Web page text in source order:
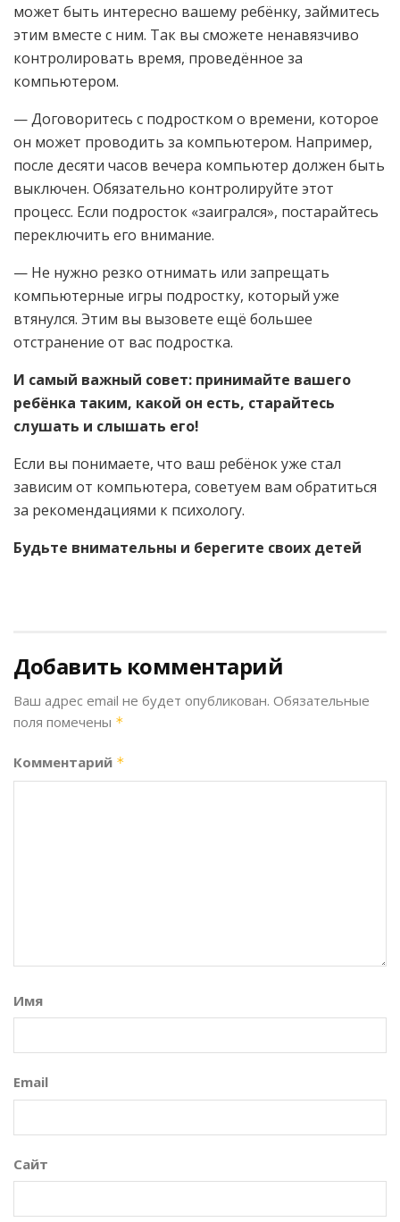
может быть интересно вашему ребёнку, займитесь
этим вместе с ним. Так вы сможете ненавязчиво
контролировать время, проведённое за
компьютером.
— Договоритесь с подростком о времени, которое
он может проводить за компьютером. Например,
после десяти часов вечера компьютер должен быть
выключен. Обязательно контролируйте этот
процесс. Если подросток «заигрался», постарайтесь
переключить его внимание.
— Не нужно резко отнимать или запрещать
компьютерные игры подростку, который уже
втянулся. Этим вы вызовете ещё большее
отстранение от вас подростка.
И самый важный совет: принимайте вашего
ребёнка таким, какой он есть, старайтесь
слушать и слышать его!
Если вы понимаете, что ваш ребёнок уже стал
зависим от компьютера, советуем вам обратиться
за рекомендациями к психологу.
Будьте внимательны и берегите своих детей
Добавить комментарий
Ваш адрес email не будет опубликован. Обязательные
поля помечены *
Комментарий *
Имя
Email
Сайт